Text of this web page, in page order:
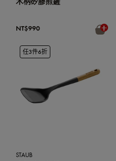
NT$990
任3件6折
STAUB